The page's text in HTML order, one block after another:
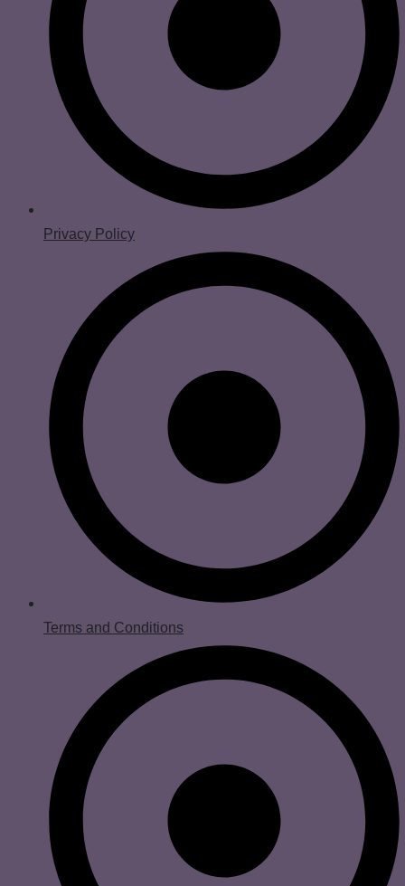
Privacy Policy
Terms and Conditions